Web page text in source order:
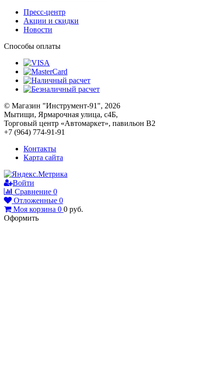
Пресс-центр
Акции и скидки
Новости
Способы оплаты
© Магазин "Инструмент-91", 2026
Мытищи, Ярмарочная улица, с4Б,
Торговый центр «Автомаркет», павильон В2
+7 (964) 774-91-91
Контакты
Карта сайта
Войти
Сравнение 0
Отложенные 0
Моя корзина 0 0 руб.
Оформить